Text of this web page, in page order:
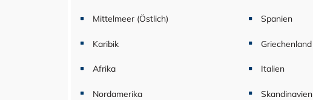
Mittelmeer (Östlich)
Karibik
Afrika
Nordamerika
Spanien
Griechenland
Italien
Skandinavien